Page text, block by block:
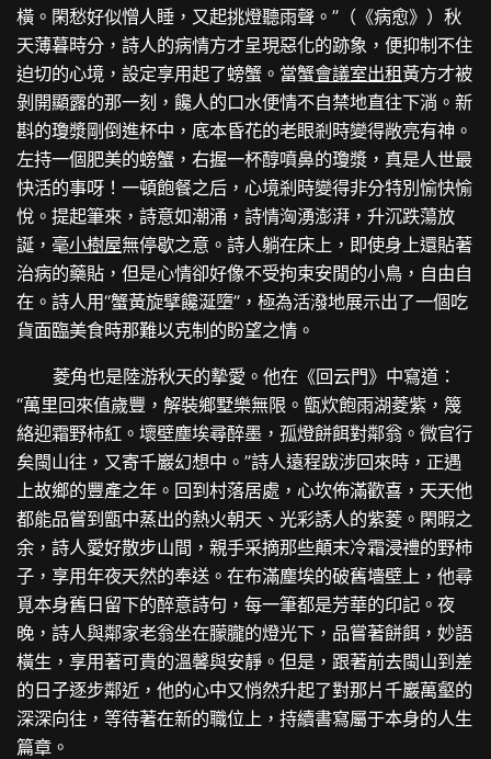
橫。閑愁好似憎人睡，又起挑燈聽雨聲。”（《病愈》）秋
天薄暮時分，詩人的病情方才呈現惡化的跡象，便抑制不住
迫切的心境，設定享用起了螃蟹。當蟹會議室出租黃方才被
剝開顯露的那一刻，饞人的口水便情不自禁地直往下淌。新
斟的瓊漿剛倒進杯中，底本昏花的老眼剎時變得敞亮有神。
左持一個肥美的螃蟹，右握一杯醇噴鼻的瓊漿，真是人世最
快活的事呀！一頓飽餐之后，心境剎時變得非分特別愉快愉
悅。提起筆來，詩意如潮涌，詩情洶湧澎湃，升沉跌蕩放
誕，毫小樹屋無停歇之意。詩人躺在床上，即使身上還貼著
治病的藥貼，但是心情卻好像不受拘束安閒的小鳥，自由自
在。詩人用“蟹黃旋擘饞涎墮”，極為活潑地展示出了一個吃
貨面臨美食時那難以克制的盼望之情。
菱角也是陸游秋天的摯愛。他在《回云門》中寫道：
“萬里回來值歲豐，解裝鄉墅樂無限。甑炊飽雨湖菱紫，篾
絡迎霜野柿紅。壞壁塵埃尋醉墨，孤燈餅餌對鄰翁。微官行
矣閩山往，又寄千巖幻想中。”詩人遠程跋涉回來時，正遇
上故鄉的豐產之年。回到村落居處，心坎佈滿歡喜，天天他
都能品嘗到甑中蒸出的熱火朝天、光彩誘人的紫菱。閑暇之
余，詩人愛好散步山間，親手采摘那些顛末冷霜浸禮的野柿
子，享用年夜天然的奉送。在布滿塵埃的破舊墻壁上，他尋
覓本身舊日留下的醉意詩句，每一筆都是芳華的印記。夜
晚，詩人與鄰家老翁坐在朦朧的燈光下，品嘗著餅餌，妙語
橫生，享用著可貴的溫馨與安靜。但是，跟著前去閩山到差
的日子逐步鄰近，他的心中又悄然升起了對那片千巖萬壑的
深深向往，等待著在新的職位上，持續書寫屬于本身的人生
篇章。